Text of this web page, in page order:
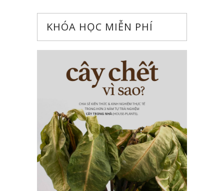
KHÓA HỌC MIỄN PHÍ